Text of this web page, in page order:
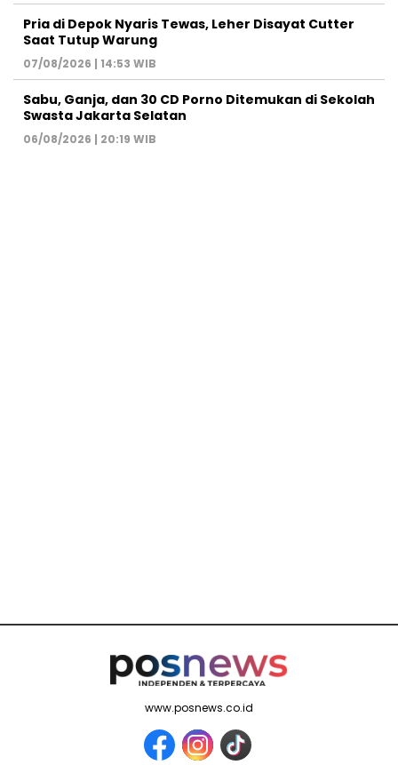
Pria di Depok Nyaris Tewas, Leher Disayat Cutter
Saat Tutup Warung
07/08/2026 | 14:53 WIB
Sabu, Ganja, dan 30 CD Porno Ditemukan di Sekolah
Swasta Jakarta Selatan
06/08/2026 | 20:19 WIB
www.posnews.co.id